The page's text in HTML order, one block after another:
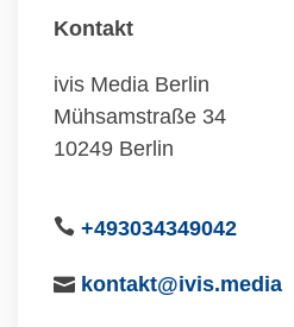
Kontakt
ivis Media Berlin
Mühsamstraße 34
10249 Berlin
+493034349042
kontakt@ivis.media